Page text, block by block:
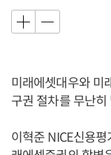
미래에셋대우와 미
구권 절차를 무난히
이혁준 NICE신용